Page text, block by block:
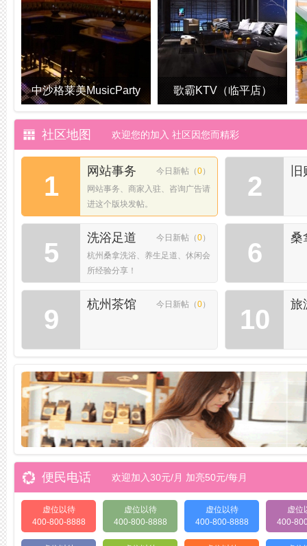
中沙格莱美MusicParty 歌霸KTV（临平店）
社区地图 欢迎您的加入 社区因您而精彩
1 今日新帖（0）
网站事务
网站事务、商家入驻、咨询广告请
进这个版块发帖。
2
5 今日新帖（0）
洗浴足道
杭州桑拿洗浴、养生足道、休闲会
所经验分享！
6 桑
9 今日新帖（0）
杭州茶馆 10 旅
便民电话 欢迎加入30元/月 加亮50元/每月
虚位以待
400-800-8888
虚位以待
400-800-8888
虚位以待
400-800-8888
虚位
400-